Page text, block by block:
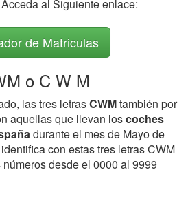
al Siguiente enlace:
de Matriculas
o C W M
las tres letrasCWMtambién por
aquellas que llevan loscoches
durante el mes de Mayo de
con estas tres letras CWM
desde el 0000 al 9999